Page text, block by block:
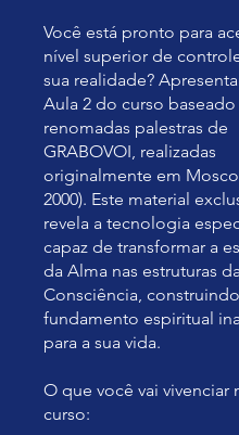
Você está pronto para
nível superior de
sua realidade?
Aula 2 do curso baseado
renomadas palestras de
GRABOVOI, realizadas
originalmente em
2000). Este material
revela a tecnologia
capaz de transformar a
da Alma nas estruturas
Consciência,
fundamento espiritual
para a sua vida.
O que você vai vivenciar
curso: